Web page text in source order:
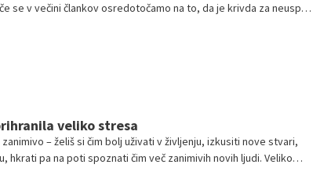
se v večini člankov osredotočamo na to, da je krivda za neuspeh
veliko stresa
– želiš si čim bolj uživati v življenju, izkusiti nove stvari,
hkrati pa na poti spoznati čim več zanimivih novih ljudi. Veliko